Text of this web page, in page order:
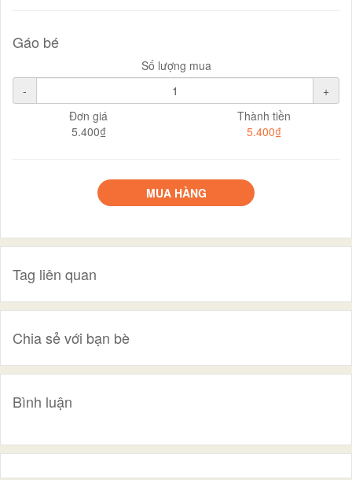
Gáo bé
Số lượng mua
-
+
Đơn giá
5.400₫
Thành tiền
5.400₫
MUA HÀNG
Tag liên quan
Chia sẻ với bạn bè
Bình luận